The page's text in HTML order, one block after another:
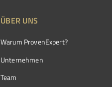
ÜBER UNS
Warum ProvenExpert?
Unternehmen
Team